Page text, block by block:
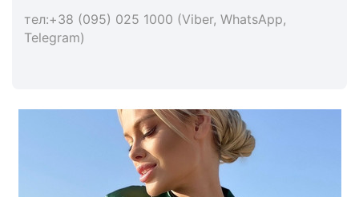
тел:+38 (095) 025 1000 (Viber, WhatsApp,
Telegram)